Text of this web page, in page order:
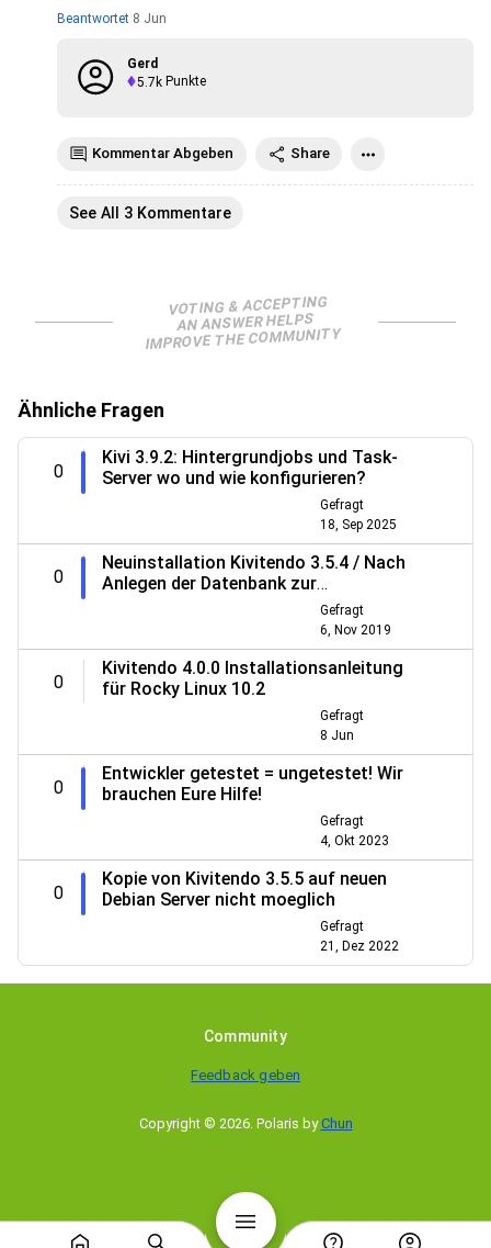
Beantwortet 8 Jun
Gerd
5.7k Punkte
Kommentar Abgeben Share
See All 3 Kommentare
VOTING & ACCEPTING
AN ANSWER HELPS
IMPROVE THE COMMUNITY
Ähnliche Fragen
0
Kivi 3.9.2: Hintergrundjobs und Task-
Server wo und wie konfigurieren?
Gefragt
18, Sep 2025
0
Neuinstallation Kivitendo 3.5.4 / Nach
Anlegen der Datenbank zur
Benutzerauthentifizierung kein Menu
Gefragt
6, Nov 2019
0
Kivitendo 4.0.0 Installationsanleitung
für Rocky Linux 10.2
Gefragt
8 Jun
0
Entwickler getestet = ungetestet! Wir
brauchen Eure Hilfe!
Gefragt
4, Okt 2023
0
Kopie von Kivitendo 3.5.5 auf neuen
Debian Server nicht moeglich
Gefragt
21, Dez 2022
Community
Feedback geben
Copyright © 2026. Polaris by Chun